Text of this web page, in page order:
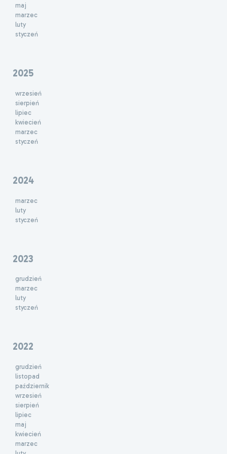
maj
marzec
luty
styczeń
2025
wrzesień
sierpień
lipiec
kwiecień
marzec
styczeń
2024
marzec
luty
styczeń
2023
grudzień
marzec
luty
styczeń
2022
grudzień
listopad
październik
wrzesień
sierpień
lipiec
maj
kwiecień
marzec